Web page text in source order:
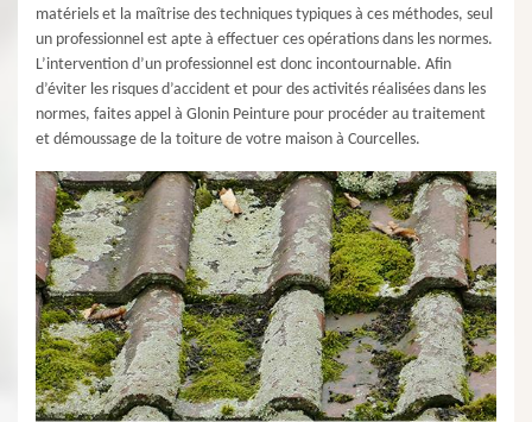
matériels et la maîtrise des techniques typiques à ces méthodes, seul
un professionnel est apte à effectuer ces opérations dans les normes.
L’intervention d’un professionnel est donc incontournable. Afin
d’éviter les risques d’accident et pour des activités réalisées dans les
normes, faites appel à Glonin Peinture pour procéder au traitement
et démoussage de la toiture de votre maison à Courcelles.